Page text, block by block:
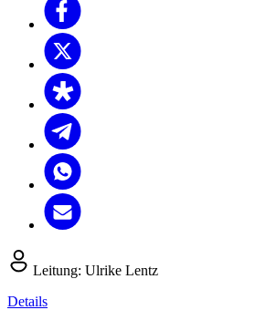
Leitung: Ulrike Lentz
Details